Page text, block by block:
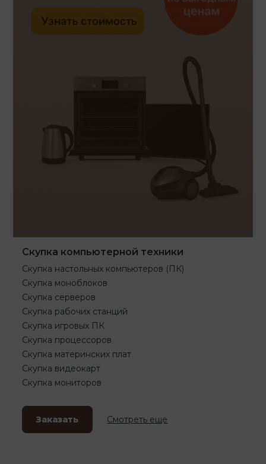
Скупка компьютерной техники
Скупка настольных компьютеров (ПК)
Скупка моноблоков
Скупка серверов
Скупка рабочих станций
Скупка игровых ПК
Скупка процессоров
Скупка материнских плат
Скупка видеокарт
Скупка мониторов
Заказать Смотреть еще